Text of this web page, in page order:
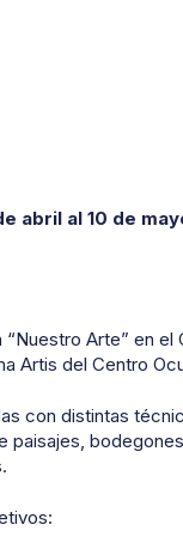
abril al 10 de
Arte” en
Artis del Centro
con distintas